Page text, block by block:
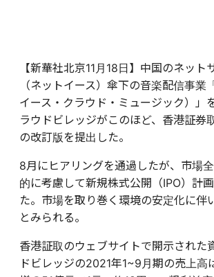
【新華社北京11月18日】中国のネット
（ネットイース）傘下の音楽配信事業
イース・クラウド・ミュージック）」
ラウドビレッジがこのほど、香港証券
の改訂版を提出した。
8月にヒアリングを通過したが、市場
的に考慮して新規株式公開（IPO）計
た。市場を取り巻く環境の安定化に伴
とみられる。
香港証取のウェブサイトで開示された
ドビレッジの2021年1~9月期の売上高